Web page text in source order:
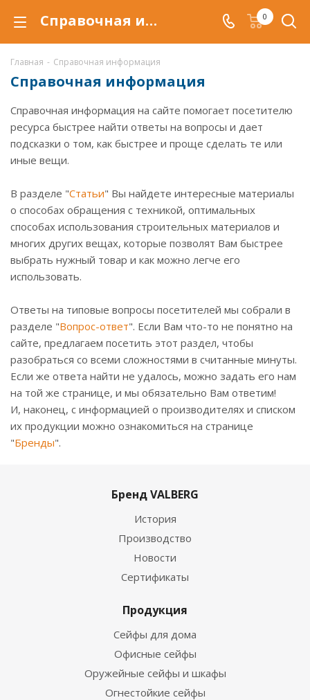
Справочная информация 0
Главная - Справочная информация
Справочная информация
Справочная информация на сайте помогает посетителю
ресурса быстрее найти ответы на вопросы и дает
подсказки о том, как быстрее и проще сделать те или
иные вещи.
В разделе "Статьи" Вы найдете интересные материалы
о способах обращения с техникой, оптимальных
способах использования строительных материалов и
многих других вещах, которые позволят Вам быстрее
выбрать нужный товар и как можно легче его
использовать.
Ответы на типовые вопросы посетителей мы собрали в
разделе "Вопрос-ответ". Если Вам что-то не понятно на
сайте, предлагаем посетить этот раздел, чтобы
разобраться со всеми сложностями в считанные минуты.
Если же ответа найти не удалось, можно задать его нам
на той же странице, и мы обязательно Вам ответим!
И, наконец, с информацией о производителях и списком
их продукции можно ознакомиться на странице
"Бренды".
Бренд VALBERG
История
Производство
Новости
Сертификаты
Продукция
Сейфы для дома
Офисные сейфы
Оружейные сейфы и шкафы
Огнестойкие сейфы